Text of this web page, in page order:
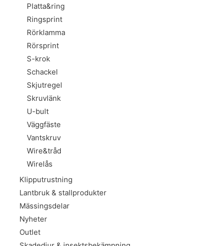
Platta&ring
Ringsprint
Rörklamma
Rörsprint
S-krok
Schackel
Skjutregel
Skruvlänk
U-bult
Väggfäste
Vantskruv
Wire&tråd
Wirelås
Klipputrustning
Lantbruk & stallprodukter
Mässingsdelar
Nyheter
Outlet